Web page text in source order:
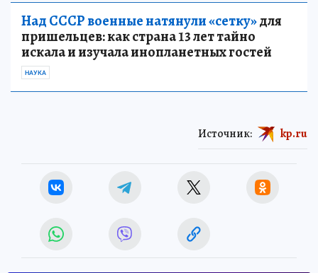
Над СССР военные натянули «сетку»для
пришельцев: как страна 13 лет тайно
искала и изучала инопланетных гостей
НАУКА
Источник: kp.ru